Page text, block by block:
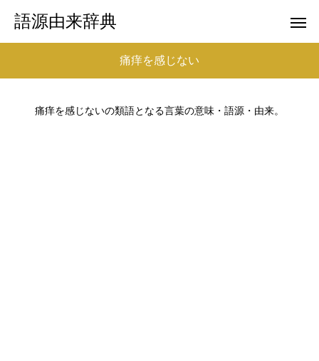
語源由来辞典
痛痒を感じない
痛痒を感じないの類語となる言葉の意味・語源・由来。